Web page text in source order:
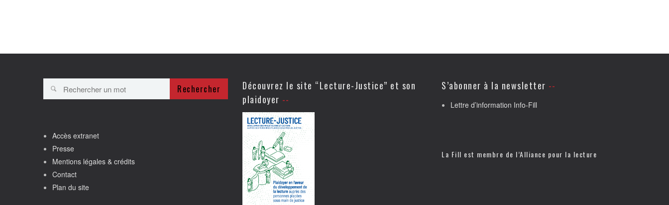
Rechercher
Accès extranet
Presse
Mentions légales & crédits
Contact
Plan du site
Découvrez le site “Lecture-Justice” et son
plaidoyer
S’abonner à la newsletter
Lettre d’information Info-Fill
La Fill est membre de l’Alliance pour la lecture